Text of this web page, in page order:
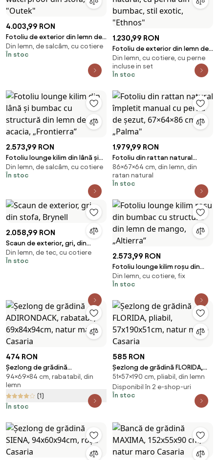
4.003,99 RON
Fotoliu de exterior din lemn de
acacia, cu șezut waterproof
din stofă, "Outek"
Din lemn, de salcâm, cu cotiere
În stoc
1.230,99 RON
Fotoliu de exterior din lemn de
bambus, aspect natural, cu
pernă din bumbac, stil exotic,
"Ethnos"
Din lemn, cu cotiere, cu perne
incluse in set
În stoc
2.573,99 RON
Fotoliu lounge kilim din lână și
bumbac cu structură din lemn
de acacia, „Frontierra”
Din lemn, de salcâm, cu cotiere
În stoc
1.979,99 RON
Fotoliu din rattan natural
împletit manual cu pernă de
șezut, 67×64×86 cm, „Palma"
86×67×64 cm, din lemn, din
ratan natural
În stoc
2.058,99 RON
Scaun de exterior, gri, din
stofa, Brynell
Din lemn, de tec, cu cotiere
În stoc
2.573,99 RON
Fotoliu lounge kilim roșu din
bumbac cu structură din lemn
de mango, „Altierra”
Din lemn, cu cotiere, fix
În stoc
474 RON
Șezlong de grădină
ADIRONDACK, rabatabil,
69x84x94cm, natur maro
Casaria
94×69×84 cm, rabatabil, din
lemn
(1)
În stoc
585 RON
Șezlong de grădină FLORIDA,
pliabil, 57x190x51cm, natur
maro Casaria
51×57×190 cm, pliabil, din lemn
Disponibil în 2 e-shop-uri
În stoc